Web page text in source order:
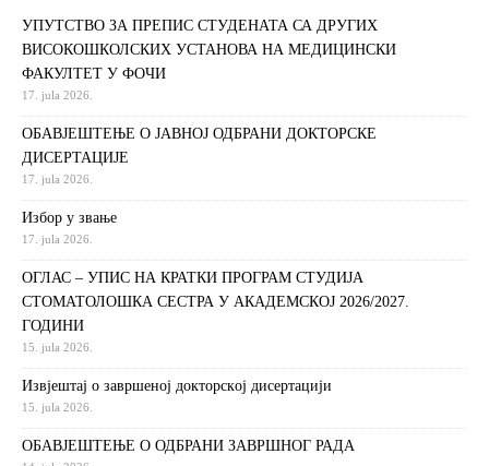
УПУТСТВО ЗА ПРЕПИС СТУДЕНАТА СА ДРУГИХ
ВИСОКОШКОЛСКИХ УСТАНОВА НА МЕДИЦИНСКИ
ФАКУЛТЕТ У ФОЧИ
17. jula 2026.
ОБАВЈЕШТЕЊЕ О ЈАВНОЈ ОДБРАНИ ДОКТОРСКЕ
ДИСЕРТАЦИЈЕ
17. jula 2026.
Избор у звање
17. jula 2026.
ОГЛАС – УПИС НА КРАТКИ ПРОГРАМ СТУДИЈА
СТОМАТОЛОШКА СЕСТРА У АКАДЕМСКОЈ 2026/2027.
ГОДИНИ
15. jula 2026.
Извjeштaj o зaвршeнoj дoктoрскoj дисeртaциjи
15. jula 2026.
ОБАВЈЕШТЕЊЕ О ОДБРАНИ ЗАВРШНОГ РАДА